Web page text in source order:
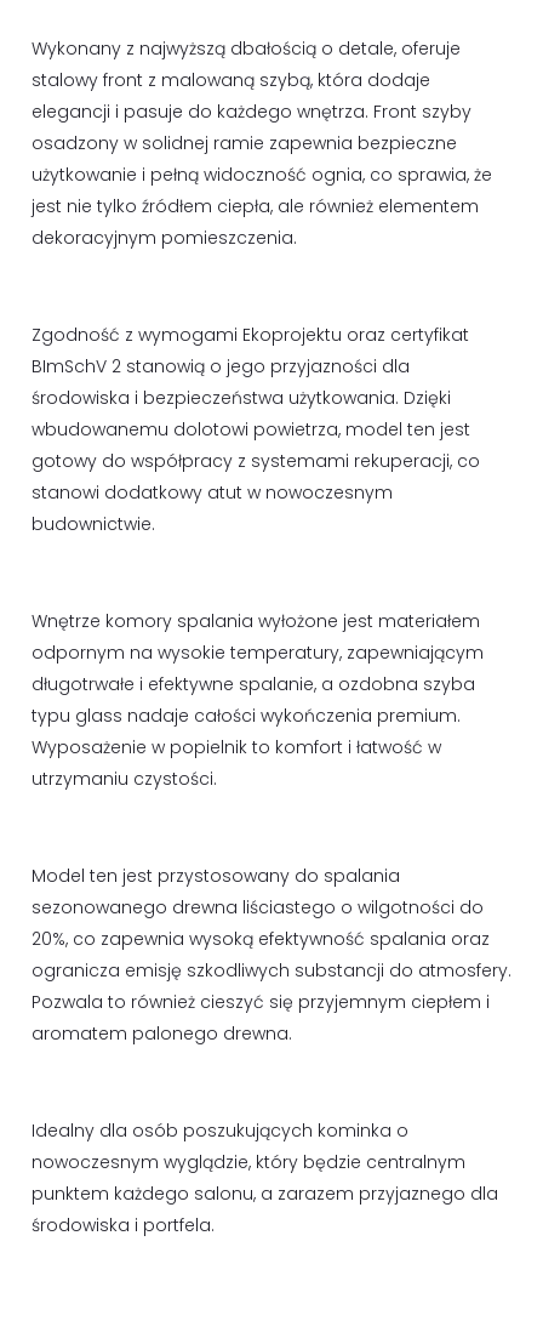
Wykonany z najwyższą dbałością o detale, oferuje
stalowy front z malowaną szybą, która dodaje
elegancji i pasuje do każdego wnętrza. Front szyby
osadzony w solidnej ramie zapewnia bezpieczne
użytkowanie i pełną widoczność ognia, co sprawia, że
jest nie tylko źródłem ciepła, ale również elementem
dekoracyjnym pomieszczenia.
Zgodność z wymogami Ekoprojektu oraz certyfikat
BImSchV 2 stanowią o jego przyjazności dla
środowiska i bezpieczeństwa użytkowania. Dzięki
wbudowanemu dolotowi powietrza, model ten jest
gotowy do współpracy z systemami rekuperacji, co
stanowi dodatkowy atut w nowoczesnym
budownictwie.
Wnętrze komory spalania wyłożone jest materiałem
odpornym na wysokie temperatury, zapewniającym
długotrwałe i efektywne spalanie, a ozdobna szyba
typu glass nadaje całości wykończenia premium.
Wyposażenie w popielnik to komfort i łatwość w
utrzymaniu czystości.
Model ten jest przystosowany do spalania
sezonowanego drewna liściastego o wilgotności do
20%, co zapewnia wysoką efektywność spalania oraz
ogranicza emisję szkodliwych substancji do atmosfery.
Pozwala to również cieszyć się przyjemnym ciepłem i
aromatem palonego drewna.
Idealny dla osób poszukujących kominka o
nowoczesnym wyglądzie, który będzie centralnym
punktem każdego salonu, a zarazem przyjaznego dla
środowiska i portfela.